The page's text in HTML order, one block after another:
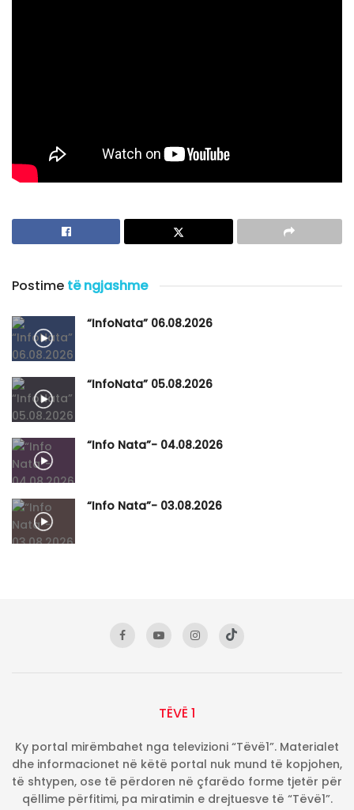
Postime të ngjashme
“InfoNata” 06.08.2026
“InfoNata” 05.08.2026
“Info Nata”- 04.08.2026
“Info Nata”- 03.08.2026
TËVË 1
Ky portal mirëmbahet nga televizioni “Tëvë1”. Materialet
dhe informacionet në këtë portal nuk mund të kopjohen,
të shtypen, ose të përdoren në çfarëdo forme tjetër për
qëllime përfitimi, pa miratimin e drejtuesve të “Tëvë1”.